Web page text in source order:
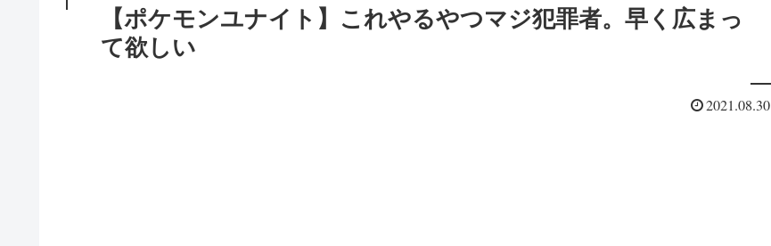
【ポケモンユナイト】これやるやつマジ犯罪者。早く広まっ
て欲しい
2021.08.30